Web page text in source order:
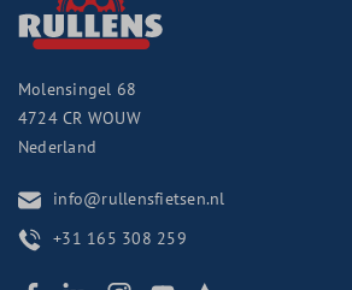
Molensingel 68
4724 CR WOUW
Nederland
info@rullensfietsen.nl
+31 165 308 259